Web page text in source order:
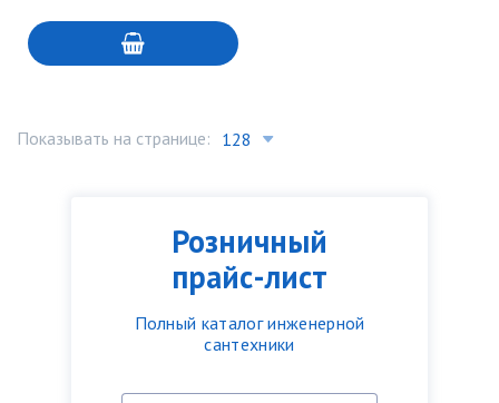
Розничный
прайс-лист
Полный каталог инженерной
сантехники
Показывать на странице: